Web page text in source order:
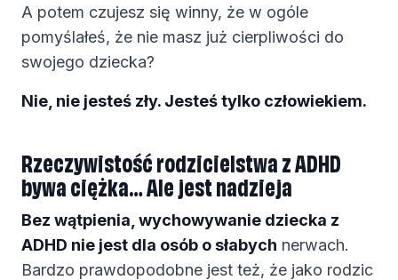
A potem czujesz się winny, że w ogóle
pomyślałeś, że nie masz już cierpliwości do
swojego dziecka?
Nie, nie jesteś zły. Jesteś tylko człowiekiem.
Rzeczywistość rodzicielstwa z ADHD
bywa ciężka… Ale jest nadzieja
Bez wątpienia, wychowywanie dziecka z
ADHD nie jest dla osób o słabych nerwach.
Bardzo prawdopodobne jest też, że jako rodzic